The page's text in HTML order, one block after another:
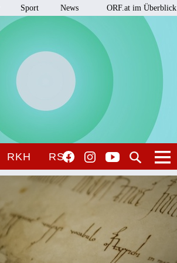
Sport News ORF.at im Überblick
RKH RSO